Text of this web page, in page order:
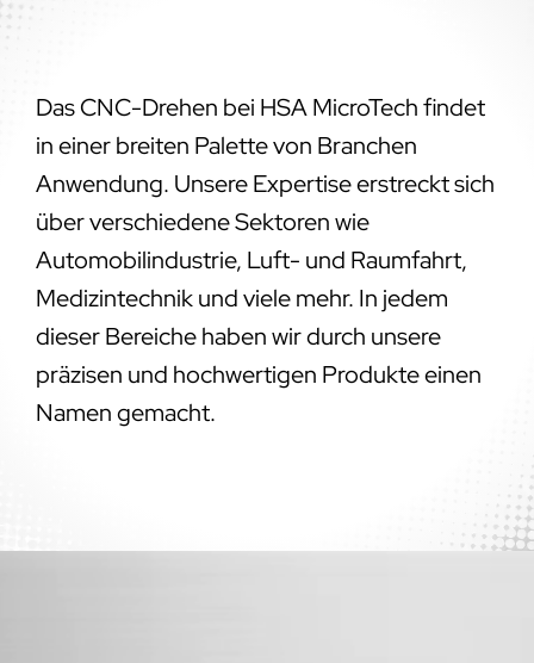
Das CNC-Drehen bei HSA MicroTech findet
in einer breiten Palette von Branchen
Anwendung. Unsere Expertise erstreckt sich
über verschiedene Sektoren wie
Automobilindustrie, Luft- und Raumfahrt,
Medizintechnik und viele mehr. In jedem
dieser Bereiche haben wir durch unsere
präzisen und hochwertigen Produkte einen
Namen gemacht.